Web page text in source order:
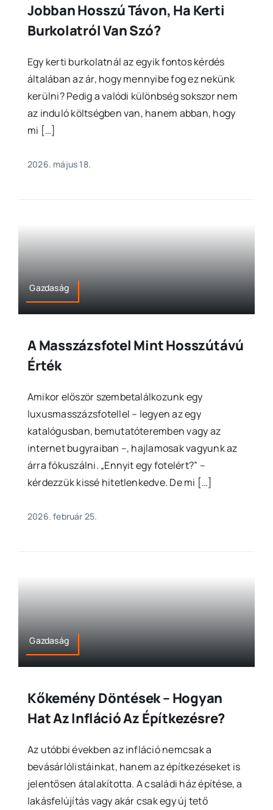
Jobban Hosszú Távon, Ha Kerti
Burkolatról Van Szó?
Egy kerti burkolatnál az egyik fontos kérdés
általában az ár, hogy mennyibe fog ez nekünk
kerülni? Pedig a valódi különbség sokszor nem
az induló költségben van, hanem abban, hogy
mi […]
2026. május 18.
Gazdaság
A Masszázsfotel Mint Hosszútávú
Érték
Amikor először szembetalálkozunk egy
luxusmasszázsfotellel – legyen az egy
katalógusban, bemutatóteremben vagy az
internet bugyraiban –, hajlamosak vagyunk az
árra fókuszálni. „Ennyit egy fotelért?” –
kérdezzük kissé hitetlenkedve. De mi […]
2026. február 25.
Gazdaság
Kőkemény Döntések – Hogyan
Hat Az Infláció Az Építkezésre?
Az utóbbi években az infláció nemcsak a
bevásárlólistáinkat, hanem az építkezéseket is
jelentősen átalakította. A családi ház építése, a
lakásfelújítás vagy akár csak egy új tető